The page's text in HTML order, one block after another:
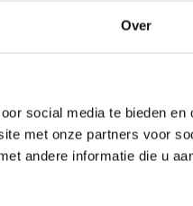
Over
social media te bieden en
met onze partners voor
andere informatie die u
info@eventflower.nl
: www.eventflower.nl